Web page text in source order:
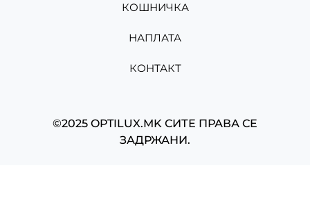
КОШНИЧКА
НАПЛАТА
КОНТАКТ
©2025 OPTILUX.MK СИТЕ ПРАВА СЕ
ЗАДРЖАНИ.